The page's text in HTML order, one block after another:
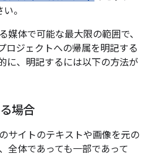
。
媒体で可能な最大限の範囲で、
ロジェクトへの帰属を明記する
に、明記するには以下の方法が
場合
サイトのテキストや画像を元の
全体であっても一部であって